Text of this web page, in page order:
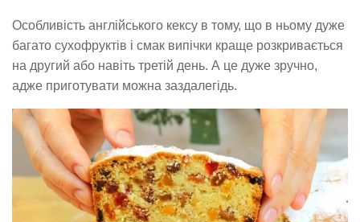
Особливість англійського кексу в тому, що в ньому дуже
багато сухофруктів і смак випічки краще розкривається
на другий або навіть третій день. А це дуже зручно,
адже приготувати можна заздалегідь.